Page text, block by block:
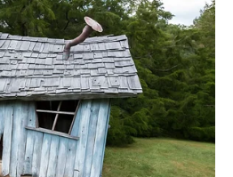
specialarabia)
saja, atasan vest ini juga
unik dan terlihat kekinian